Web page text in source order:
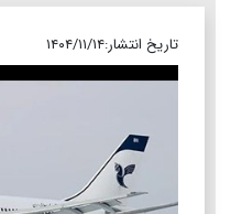
تاریخ انتشار:۱۴۰۴/۱۱/۱۴